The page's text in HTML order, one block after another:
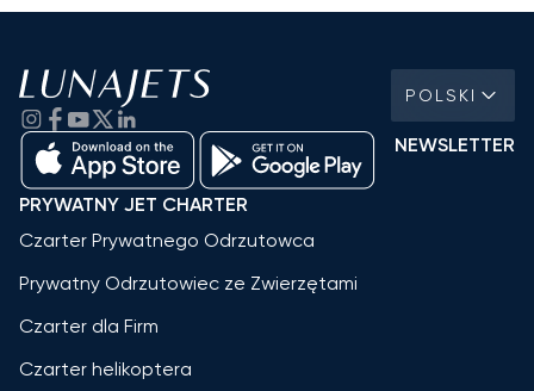
POLSKI
NEWSLETTER
PRYWATNY JET CHARTER
Czarter Prywatnego Odrzutowca
Prywatny Odrzutowiec ze Zwierzętami
Czarter dla Firm
Czarter helikoptera